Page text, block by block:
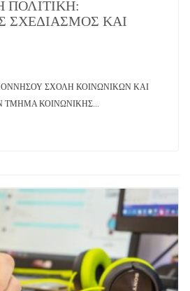
ΠΟΛΙΤΙΚΉ:
ΣΧΕΔΙΑΣΜΌΣ ΚΑΙ
ΣΧΟΛΗ ΚΟΙΝΩΝΙΚΩΝ ΚΑΙ
ΤΜΗΜΑ ΚΟΙΝΩΝΙΚΗΣ...